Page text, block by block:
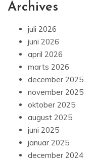
Archives
juli 2026
juni 2026
april 2026
marts 2026
december 2025
november 2025
oktober 2025
august 2025
juni 2025
januar 2025
december 2024